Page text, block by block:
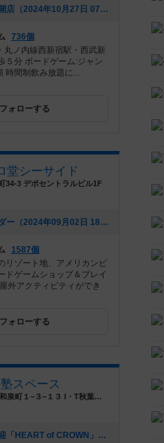
[NEW] 10/27 12時開店（2024年10月27日 07時39分）
736個
丸ノ内線西新宿駅・西武新
５分 ボードゲーム:ジャン
時間制飲み放題に...
フォローする
堂シーサイド
34-3 デポセントラルビル1F
[NEW] ９月カレンダー（2024年09月02日 18時45分）
1587個
リゾート地、アメリカンビ
ドゲームショップ＆プレイ
外アクティビティができ
フォローする
スペース
東京都千代田区神田和泉町１−３−１３ I・T秋葉原ビル３F
[NEW] 初心者大歓迎「HEART of CROWN」交流会！第1回皇位継承者決定戦＠PC de ボドゲ秋葉原（2024年05月17日 18時07分）